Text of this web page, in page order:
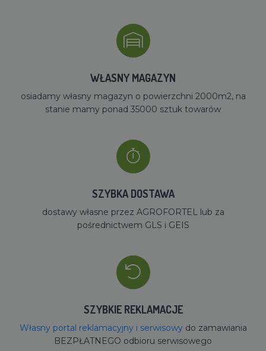
WŁASNY MAGAZYN
osiadamy własny magazyn o powierzchni 2000m2, na
stanie mamy ponad 35000 sztuk towarów
SZYBKA DOSTAWA
dostawy własne przez AGROFORTEL lub za
pośrednictwem GLS i GEIS
SZYBKIE REKLAMACJE
Własny portal reklamacyjny i serwisowydo zamawiania
BEZPŁATNEGO odbioru serwisowego